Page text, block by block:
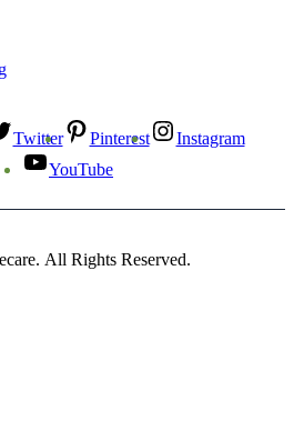
Twitter Pinterest
Instagram
YouTube
All Rights Reserved.